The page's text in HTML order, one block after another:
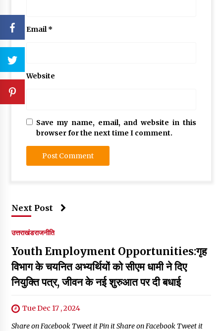
Email*
Website
Save my name, email, and website in this
browser for the next time I comment.
Next Post
उत्तराखंडराजनीति
Youth Employment Opportunities:गृह
विभाग के चयनित अभ्यर्थियों को सीएम धामी ने दिए
नियुक्ति पत्र, जीवन के नई शुरुआत पर दी बधाई
Tue Dec 17 , 2024
Share on Facebook Tweet it Pin it Share on Facebook Tweet it